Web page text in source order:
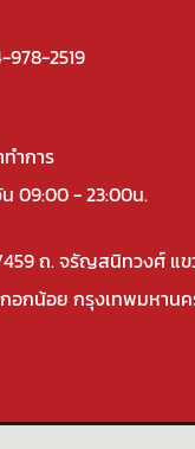
978-2519
ทำการ
09:00 - 23:00น.
459 ถ. จรัญสนิทวงศ์ แข
อกน้อย กรุงเทพมหานค